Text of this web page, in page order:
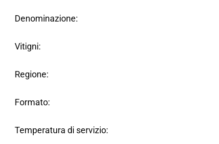
Denominazione
Vitigni
Regione
Formato
Temperatura di servizio